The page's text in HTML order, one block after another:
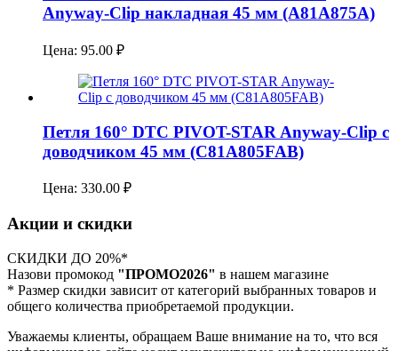
Anyway-Clip накладная 45 мм (A81A875A)
Цена: 95.00 ₽
Петля 160° DTC PIVOT-STAR Anyway-Clip с
доводчиком 45 мм (C81A805FAB)
Цена: 330.00 ₽
Акции и скидки
СКИДКИ ДО 20%*
Назови промокод "ПРОМО2026" в нашем магазине
* Размер скидки зависит от категорий выбранных товаров и
общего количества приобретаемой продукции.
Уважаемы клиенты, обращаем Ваше внимание на то, что вся